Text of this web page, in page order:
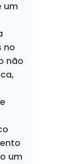
um
no
não
um